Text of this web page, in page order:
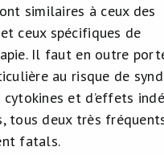
similaires à ceux des
ceux spécifiques de
Il faut en outre
au risque de
et d’effets
tous deux très
fatals.